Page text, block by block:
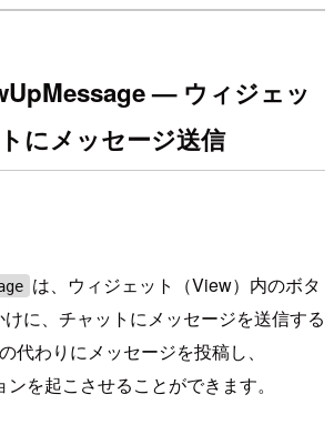
— ウィジェッ
にメッセージ送信
は、ウィジェット（View）内のボタ
に、チャットにメッセージを送信する
代わりにメッセージを投稿し、
を起こさせることができます。